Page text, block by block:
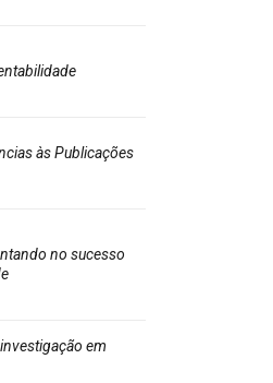
às Publicações
no sucesso
em